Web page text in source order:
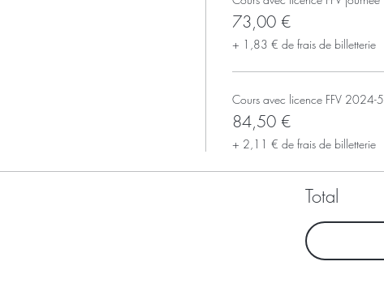
73,00 €
+ 1,83 € de frais de billetterie
Cours avec licence FFV 2024-5
84,50 €
+ 2,11 € de frais de billetterie
Total